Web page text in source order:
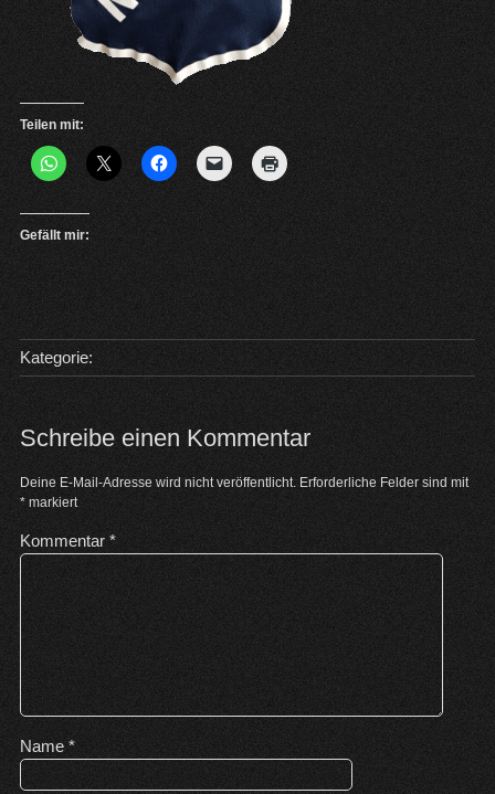
Teilen mit:
Gefällt mir:
Kategorie:
Schreibe einen Kommentar
Deine E-Mail-Adresse wird nicht veröffentlicht. Erforderliche Felder sind mit
*markiert
Kommentar *
Name *